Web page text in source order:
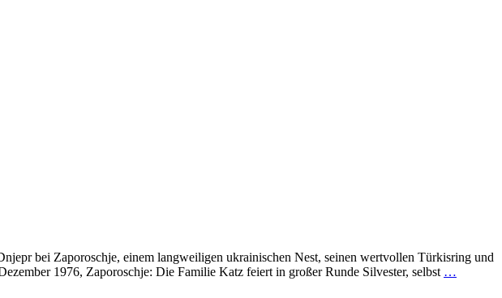
bei Zaporoschje, einem langweiligen ukrainischen Nest, seinen wertvollen Türkisring und
1976, Zaporoschje: Die Familie Katz feiert in großer Runde Silvester, selbst …